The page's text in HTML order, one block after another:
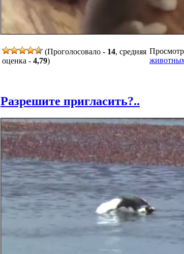
(Проголосовало - 14, средняя
оценка - 4,79)
Разрешите пригласить?..